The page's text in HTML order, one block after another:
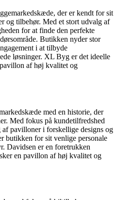
der er kendt for sit
og tilbehør. Med et stort udvalg af
for at finde den perfekte
Butikken nyder stor
i at tilbyde
løsninger. XL Byg er det ideelle
af høj kvalitet og
med en historie, der
Med fokus på kundetilfredshed
pavilloner i forskellige designs og
butikken for sit venlige personale
Davidsen er en foretrukken
en pavillon af høj kvalitet og